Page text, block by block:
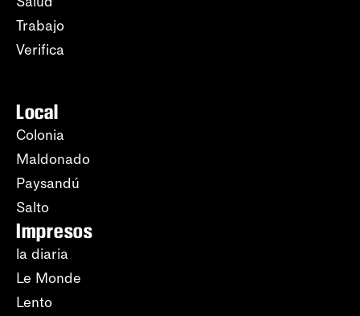
Trabajo
Verifica
Local
Colonia
Maldonado
Paysandú
Salto
Impresos
la diaria
Le Monde
Lento